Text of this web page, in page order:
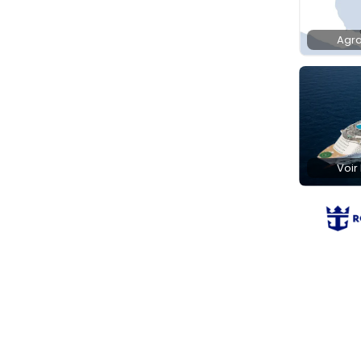
Voir